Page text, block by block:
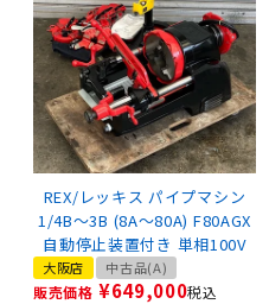
REX/レッキス パイプマシン
1/4B～3B (8A～80A) F80AGX
自動停止装置付き 単相100V
大阪店 中古品(A)
販売価格 ¥649,000税込